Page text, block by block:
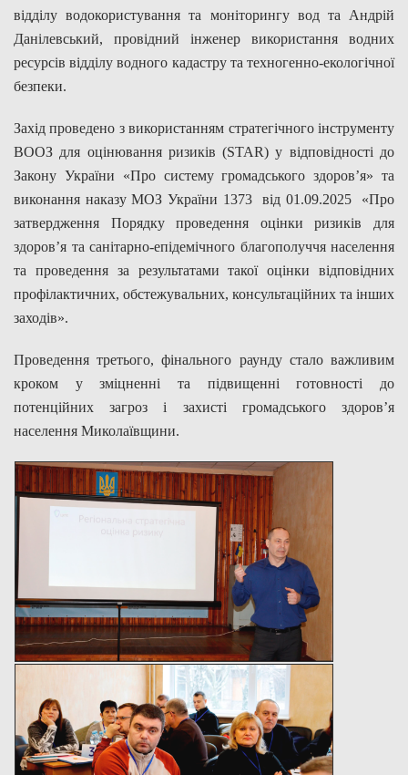
відділу водокористування та моніторингу вод та Андрій
Данілевський, провідний інженер використання водних
ресурсів відділу водного кадастру та техногенно-екологічної
безпеки.
Захід проведено з використанням стратегічного інструменту
ВООЗ для оцінювання ризиків (STAR) у відповідності до
Закону України «Про систему громадського здоров’я» та
виконання наказу МОЗ України 1373 від 01.09.2025 «Про
затвердження Порядку проведення оцінки ризиків для
здоров’я та санітарно-епідемічного благополуччя населення
та проведення за результатами такої оцінки відповідних
профілактичних, обстежувальних, консультаційних та інших
заходів».
Проведення третього, фінального раунду стало важливим
кроком у зміцненні та підвищенні готовності до
потенційних загроз і захисті громадського здоров’я
населення Миколаївщини.